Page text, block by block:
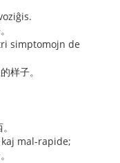
simptomojn de
样子。
mal-rapide;